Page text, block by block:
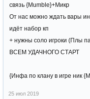
связь {Mumble}+Микр
От нас можно ждать вары
идёт набор кп
+ нужны соло игроки (Плы
ВСЕМ УДАЧНОГО СТАРТ
{Инфа по клану в игре ник
25 июл 2019